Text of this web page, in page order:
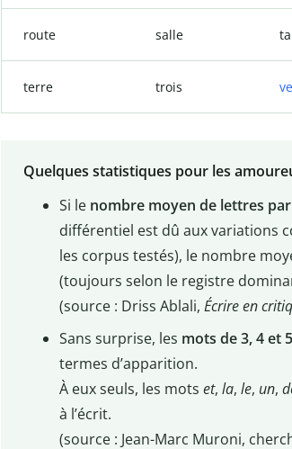
route salle
terre trois
Quelques statistiques pour les
Si le nombre moyen de lettres
différentiel est dû aux variations
les corpus testés), le nombre
(toujours selon le registre
(source : Driss Ablali, Écrire en
Sans surprise, les mots de 3, 4 et
termes d’apparition.
À eux seuls, les mots et, la, le, un,
à l’écrit.
(source : Jean-Marc Muroni,